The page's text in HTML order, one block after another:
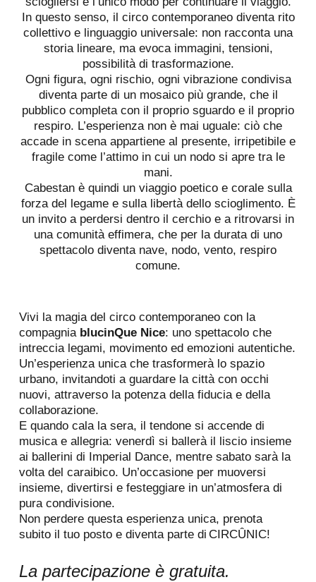
In questo senso, il circo contemporaneo diventa rito
collettivo e linguaggio universale: non racconta una
storia lineare, ma evoca immagini, tensioni,
possibilità di trasformazione.
Ogni figura, ogni rischio, ogni vibrazione condivisa
diventa parte di un mosaico più grande, che il
pubblico completa con il proprio sguardo e il proprio
respiro. L’esperienza non è mai uguale: ciò che
accade in scena appartiene al presente, irripetibile e
fragile come l’attimo in cui un nodo si apre tra le
mani.
Cabestan è quindi un viaggio poetico e corale sulla
forza del legame e sulla libertà dello scioglimento. È
un invito a perdersi dentro il cerchio e a ritrovarsi in
una comunità effimera, che per la durata di uno
spettacolo diventa nave, nodo, vento, respiro
comune.
Vivi la magia del circo contemporaneo con la
compagnia blucinQue Nice: uno spettacolo che
intreccia legami, movimento ed emozioni autentiche.
Un’esperienza unica che trasformerà lo spazio
urbano, invitandoti a guardare la città con occhi
nuovi, attraverso la potenza della fiducia e della
collaborazione.
E quando cala la sera, il tendone si accende di
musica e allegria: venerdì si ballerà il liscio insieme
ai ballerini di Imperial Dance, mentre sabato sarà la
volta del caraibico. Un’occasione per muoversi
insieme, divertirsi e festeggiare in un’atmosfera di
pura condivisione.
Non perdere questa esperienza unica, prenota
subito il tuo posto e diventa parte di CIRCÛNIC!
La partecipazione è gratuita.